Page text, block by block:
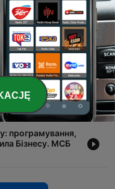
освітлення,
/ Сила Бізнесу.
з кавової
на розвиток
програмування,
Бізнесу. МСБ